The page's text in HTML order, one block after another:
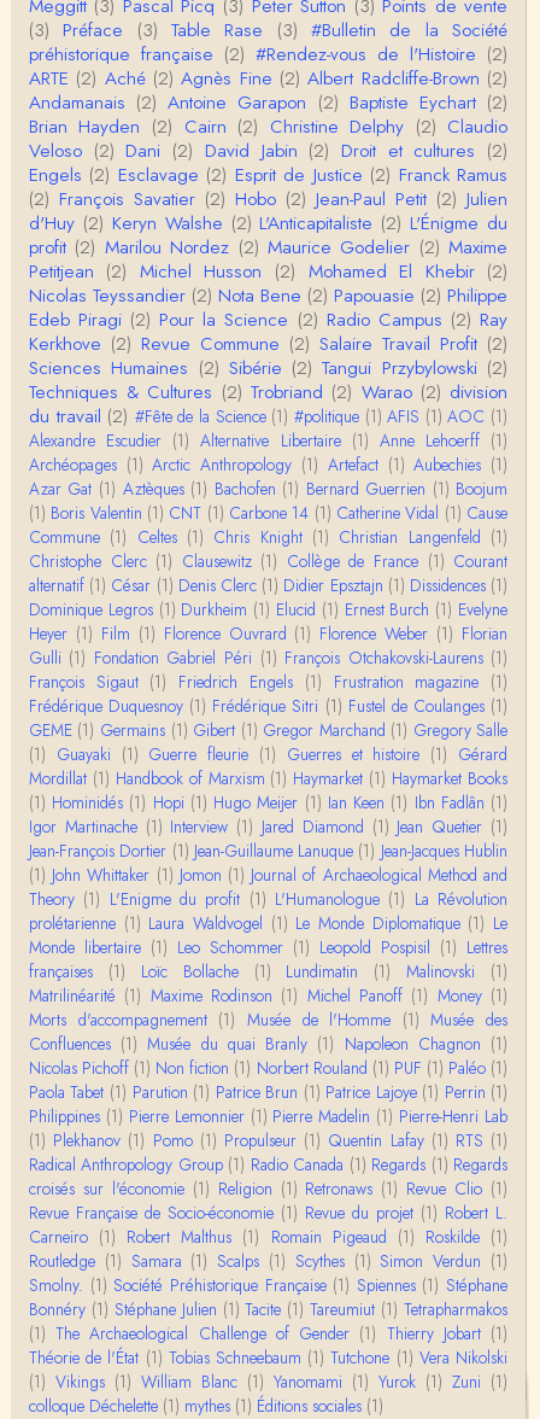
Merci de relever ma généralisation hâtive en ce qu
i concerne une hypothétique proportion relative e
n…
Christophe Darmangeat
Pour ce qui est des effets de la variole, ils ont en
effet été catastrophiques 'une manière géné…
Roland Chaudat
L'histoire des populations autochtones profite certai
nement de ces reconstitutions dont la visit…
Anonymous
Je viens de regarder une vidéo de Pascal Picq sur
"le blob" à l'instant. Mon premier r…
Yves Le Dantec
En effet, par "hiérarchie" j'entendais surtout ce que
tu entends dans ton second point…
Claude Julien
« Nous n’avons pas cessé, de toute évidence, d’êt
re ‘ethnocentriques’. Mais nous n’en sommes pas m
oi…
Christophe Darmangeat
Encore une fois, l'histoire de la hiérarchie ne me s
emble pas être le bon angle de discussion – …
Christophe Darmangeat
Évidemment, de toute façon c'est toujours de ma f
aute. ;-)
Damian
Merci de ta réponse ! Pour les pénis, c'est de cell
es qu'on écarte, car dans une société pat…
Yves Le Dantec
Affligeant, ce documentaire. Ca me fait me deman
der : est-ce que tenter de revoir l'histoire des…
Boudjemaa Sedira
Merci pour cet article méthodique. En effet, les "b
âtons-à-fouir" qu'on a pu trouver a…
Momo
BonjourCette question de la remise en cause de l'i
mage classique de sociétés vivant essentiellem…
Anonymous
Merci pour votre conférence au collège de France
sur les femmes préhistoriques et la chasse, très c
l…
Anonymous
Bonjour,Merci pour l'article.Vous dîtes : "Pourquoi,
en tant qu’êtres humains, devrions-nou…
Christophe Darmangeat
Envoyez moi un mail : cdarmangeat@gmail.com
Meggitt (3) Pascal Picq (3) Peter Sutton (3) Points de vente
(3) Préface (3) Table Rase (3) #Bulletin de la Société
préhistorique française (2) #Rendez-vous de l'Histoire (2)
ARTE (2) Aché (2) Agnès Fine (2) Albert Radcliffe-Brown (2)
Andamanais (2) Antoine Garapon (2) Baptiste Eychart (2)
Brian Hayden (2) Cairn (2) Christine Delphy (2) Claudio
Veloso (2) Dani (2) David Jabin (2) Droit et cultures (2)
Engels (2) Esclavage (2) Esprit de Justice (2) Franck Ramus
(2) François Savatier (2) Hobo (2) Jean-Paul Petit (2) Julien
d'Huy (2) Keryn Walshe (2) L'Anticapitaliste (2) L'Énigme du
profit (2) Marilou Nordez (2) Maurice Godelier (2) Maxime
Petitjean (2) Michel Husson (2) Mohamed El Khebir (2)
Nicolas Teyssandier (2) Nota Bene (2) Papouasie (2) Philippe
Edeb Piragi (2) Pour la Science (2) Radio Campus (2) Ray
Kerkhove (2) Revue Commune (2) Salaire Travail Profit (2)
Sciences Humaines (2) Sibérie (2) Tangui Przybylowski (2)
Techniques & Cultures (2) Trobriand (2) Warao (2) division
du travail (2) #Fête de la Science (1) #politique (1) AFIS (1) AOC (1)
Alexandre Escudier (1) Alternative Libertaire (1) Anne Lehoerff (1)
Archéopages (1) Arctic Anthropology (1) Artefact (1) Aubechies (1)
Azar Gat (1) Aztèques (1) Bachofen (1) Bernard Guerrien (1) Boojum
(1) Boris Valentin (1) CNT (1) Carbone 14 (1) Catherine Vidal (1) Cause
Commune (1) Celtes (1) Chris Knight (1) Christian Langenfeld (1)
Christophe Clerc (1) Clausewitz (1) Collège de France (1) Courant
alternatif (1) César (1) Denis Clerc (1) Didier Epsztajn (1) Dissidences (1)
Dominique Legros (1) Durkheim (1) Elucid (1) Ernest Burch (1) Evelyne
Heyer (1) Film (1) Florence Ouvrard (1) Florence Weber (1) Florian
Gulli (1) Fondation Gabriel Péri (1) François Otchakovski-Laurens (1)
François Sigaut (1) Friedrich Engels (1) Frustration magazine (1)
Frédérique Duquesnoy (1) Frédérique Sitri (1) Fustel de Coulanges (1)
GEME (1) Germains (1) Gibert (1) Gregor Marchand (1) Gregory Salle
(1) Guayaki (1) Guerre fleurie (1) Guerres et histoire (1) Gérard
Mordillat (1) Handbook of Marxism (1) Haymarket (1) Haymarket Books
(1) Hominidés (1) Hopi (1) Hugo Meijer (1) Ian Keen (1) Ibn Fadlân (1)
Igor Martinache (1) Interview (1) Jared Diamond (1) Jean Quetier (1)
Jean-François Dortier (1) Jean-Guillaume Lanuque (1) Jean-Jacques Hublin
(1) John Whittaker (1) Jomon (1) Journal of Archaeological Method and
Theory (1) L'Enigme du profit (1) L'Humanologue (1) La Révolution
prolétarienne (1) Laura Waldvogel (1) Le Monde Diplomatique (1) Le
Monde libertaire (1) Leo Schommer (1) Leopold Pospisil (1) Lettres
françaises
(1) Loïc Bollache (1) Lundimatin (1) Malinovski
(1)
Matrilinéarité (1) Maxime Rodinson (1) Michel Panoff (1) Money (1)
Morts d'accompagnement (1) Musée de l'Homme (1) Musée des
Confluences (1) Musée du quai Branly (1) Napoleon Chagnon (1)
Nicolas Pichoff (1) Non fiction (1) Norbert Rouland (1) PUF (1) Paléo (1)
Paola Tabet (1) Parution (1) Patrice Brun (1) Patrice Lajoye (1) Perrin (1)
Philippines (1) Pierre Lemonnier (1) Pierre Madelin (1) Pierre-Henri Lab
(1) Plekhanov (1) Pomo (1) Propulseur (1) Quentin Lafay (1) RTS (1)
Radical Anthropology Group (1) Radio Canada (1) Regards (1) Regards
croisés sur l'économie (1) Religion (1) Retronaws (1) Revue Clio (1)
Revue Française de Socio-économie (1) Revue du projet (1) Robert L.
Carneiro (1) Robert Malthus (1) Romain Pigeaud (1) Roskilde (1)
Routledge (1) Samara (1) Scalps (1) Scythes (1) Simon Verdun (1)
Smolny. (1) Société Préhistorique Française (1) Spiennes (1) Stéphane
Bonnéry (1) Stéphane Julien (1) Tacite (1) Tareumiut (1) Tetrapharmakos
(1) The Archaeological Challenge of Gender (1) Thierry Jobart (1)
Théorie de l'État (1) Tobias Schneebaum (1) Tutchone (1) Vera Nikolski
(1) Vikings (1) William Blanc (1) Yanomami (1) Yurok (1) Zuni (1)
colloque Déchelette (1) mythes (1) Éditions sociales (1)